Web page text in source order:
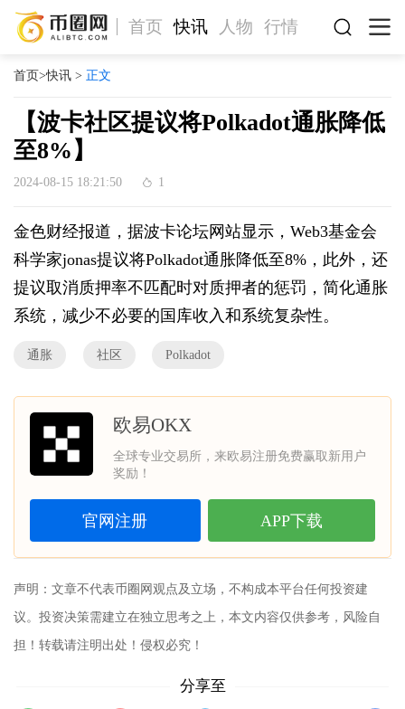
首页 快讯 人物 行情
首页>快讯> 正文
【波卡社区提议将Polkadot通胀降低
至8%】
2024-08-15 18:21:50 1
金色财经报道，据波卡论坛网站显示，Web3基金会
科学家jonas提议将Polkadot通胀降低至8%，此外，还
提议取消质押率不匹配时对质押者的惩罚，简化通胀
系统，减少不必要的国库收入和系统复杂性。
通胀 社区 Polkadot
欧易OKX
全球专业交易所，来欧易注册免费赢取新用户
奖励！
官网注册 APP下载
声明：文章不代表币圈网观点及立场，不构成本平台任何投资建
议。投资决策需建立在独立思考之上，本文内容仅供参考，风险自
担！转载请注明出处！侵权必究！
分享至